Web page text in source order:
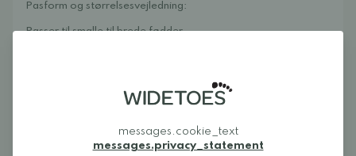
Pasform og størrelsesvejledning:
Passer til smalle til brede fødder
Froddo Zeru TEX er populære barfodsko, der lader fødderne
bevæge sig naturligt uden restriktioner. Den brede tåboks
en fin muskelaktivering og de bedste forudsætninger for en
god balance og motorik under barnets leg. Ydersålen er rillet
messages.cookie_text
messages.privacy_statement